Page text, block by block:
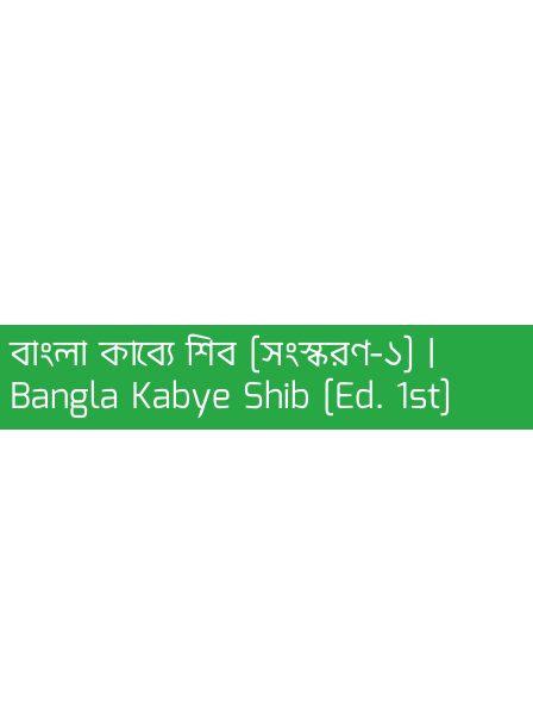
বাংলা কাব্যে শিব [সংস্করণ-১] |
Bangla Kabye Shib [Ed. 1st]